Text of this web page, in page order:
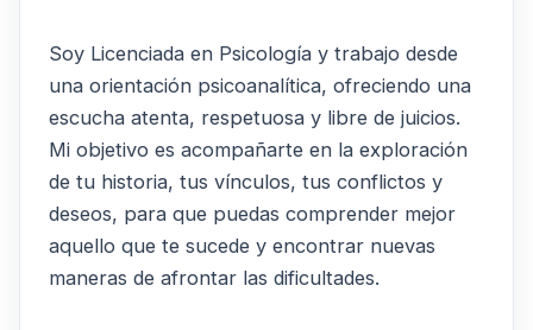
Soy Licenciada en Psicología y trabajo desde
una orientación psicoanalítica, ofreciendo una
escucha atenta, respetuosa y libre de juicios.
Mi objetivo es acompañarte en la exploración
de tu historia, tus vínculos, tus conflictos y
deseos, para que puedas comprender mejor
aquello que te sucede y encontrar nuevas
maneras de afrontar las dificultades.